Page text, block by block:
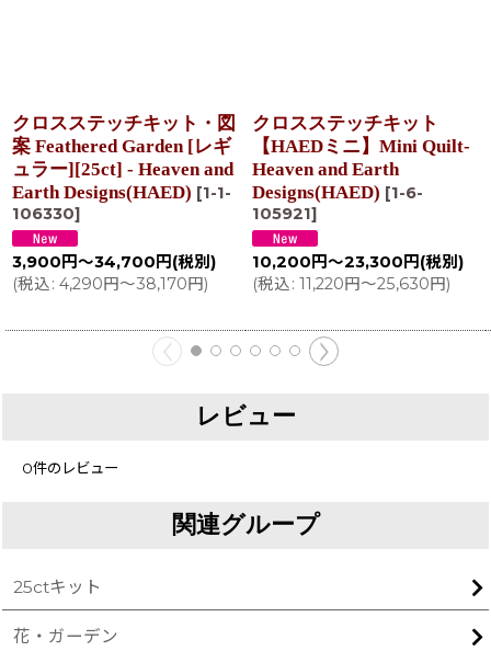
クロスステッチキット・図
案 Feathered Garden [レギ
ュラー][25ct] - Heaven and
Earth Designs(HAED) [1-1-
106330]
3,900 円～34,700 円 (税別)
(税込: 4,290円～38,170円)
クロスステッチキット
【HAEDミニ】Mini Quilt-
Heaven and Earth
Designs(HAED) [1-6-
105921]
10,200 円～23,300 円 (税別)
(税込: 11,220円～25,630円)
レビュー
0件のレビュー
関連グループ
25ctキット
花・ガーデン